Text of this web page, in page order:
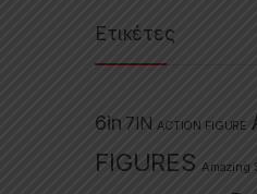
Ετικέτες
6in 7IN ACTION FIGURE
FIGURES Amazing